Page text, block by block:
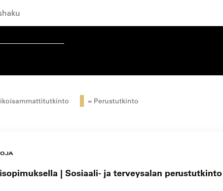
= Perustutkinto
| Sosiaali- ja terveysalan perustutkinto